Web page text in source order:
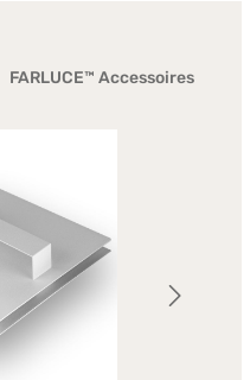
FARLUCE™ Accessoires